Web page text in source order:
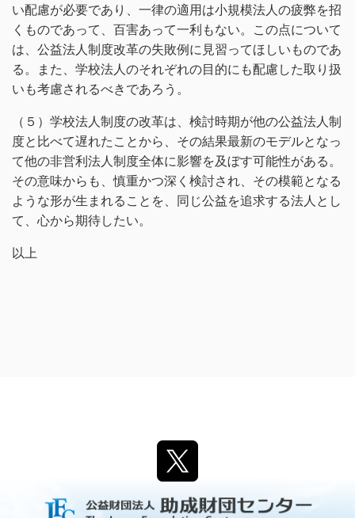
い配慮が必要であり、一律の適用は小規模法人の疲弊を招
くものであって、百害あって一利もない。この点について
は、公益法人制度改革の失敗例に見習ってほしいものであ
る。また、学校法人のそれぞれの目的にも配慮した取り扱
いも考慮されるべきであろう。
（５）学校法人制度の改革は、検討時期が他の公益法人制
度と比べて遅れたことから、その結果最新のモデルとなっ
て他の非営利法人制度全体に影響を及ぼす可能性がある。
その意味からも、慎重かつ深く検討され、その模範となる
ような形が生まれることを、同じ公益を追求する法人とし
て、心から期待したい。
以上